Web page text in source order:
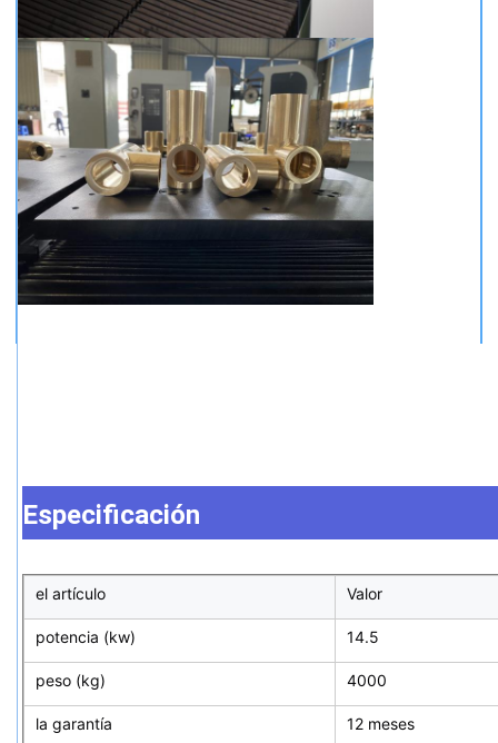
Especificación
el artículo Valor
potencia (kw) 14.5
peso (kg) 4000
la garantía 12 meses